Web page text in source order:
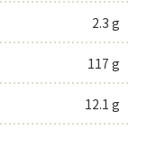
2.3 g
117 g
12.1 g